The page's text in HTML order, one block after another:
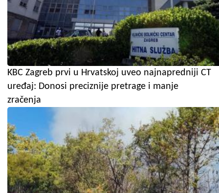
KBC Zagreb prvi u Hrvatskoj uveo najnapredniji CT
uređaj: Donosi preciznije pretrage i manje
zračenja